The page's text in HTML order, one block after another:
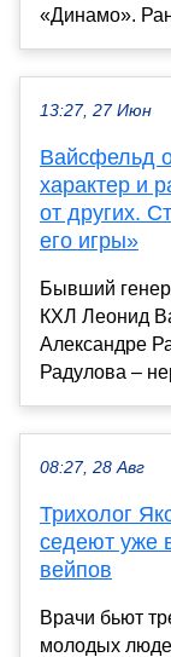
«Динамо».
13:27, 27 Июн
Вайсфельд
характер и
от других.
его игры»
Бывший
КХЛ Леонид
Александре
Радулова –
08:27, 28 Авг
Трихолог
седеют уже
вейпов
Врачи бьют
молодых